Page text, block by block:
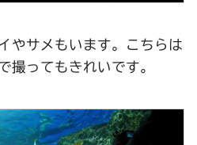
やサメもいます。こちらは
撮ってもきれいです。